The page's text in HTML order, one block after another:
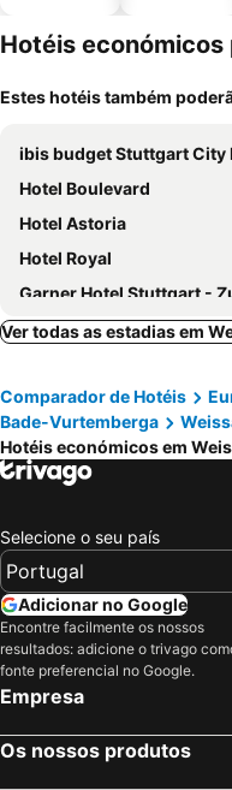
Hotéis
Estes hotéis também
ibis budget Stuttgart City
Hotel Boulevard
Hotel Astoria
Hotel Royal
Garner Hotel Stuttgart - Zuffenhausen By
Premier Inn Stuttgart City
Moxy Stuttgart Feuerbach
Premier Inn Stuttgart
Hotel Strohgäu
McDreams Hotel Stuttgart-City
Aloft Stuttgart
Mercure Hotel Stuttgart Sindelfingen an der Messe
The Rilano Boblingen
Jaz in the City Stuttgart
Hotel Ruf
Sautter Hotel Stuttgart City
Ver todas as estadias em
Comparador de Hotéis
Bade-Vurtemberga
Hotéis económicos em
Selecione o seu país
Adicionar no Google
Encontre facilmente os nossos
resultados: adicione o trivago
fonte preferencial no Google.
Empresa
Os nossos produtos